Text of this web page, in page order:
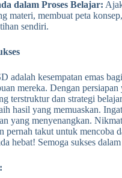
dalam Proses Belajar:
materi, membuat peta
sendiri.
adalah kesempatan emas
mereka. Dengan persiapan
terstruktur dan strategi
hasil yang memuaskan.
yang menyenangkan.
pernah takut untuk mencoba
hebat! Semoga sukses